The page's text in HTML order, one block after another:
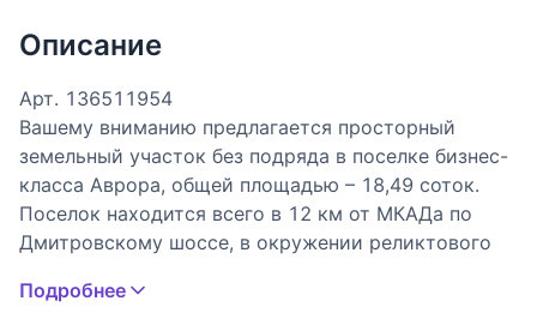
Описание
Арт. 136511954
Вашему вниманию предлагается просторный
земельный участок без подряда в поселке бизнес-
класса Аврора, общей площадью – 18,49 соток.
Поселок находится всего в 12 км от МКАДа по
Дмитровскому шоссе, в окружении реликтового
Участок удачно расположен в центре поселка и
Подробнее